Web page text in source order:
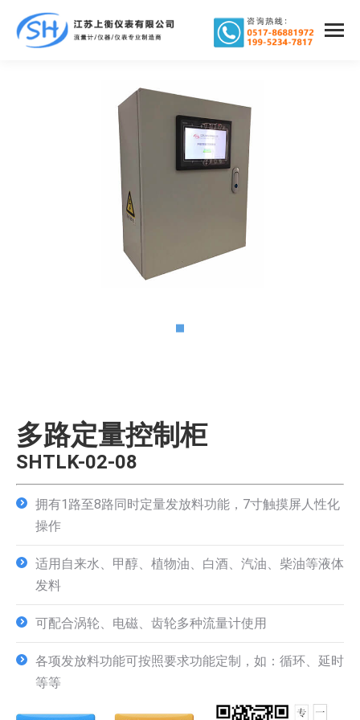
多路定量控制柜
SHTLK-02-08
拥有1路至8路同时定量发放料功能，7寸触摸屏人性化
操作
适用自来水、甲醇、植物油、白酒、汽油、柴油等液体
发料
可配合涡轮、电磁、齿轮多种流量计使用
各项发放料功能可按照要求功能定制，如：循环、延时
等等